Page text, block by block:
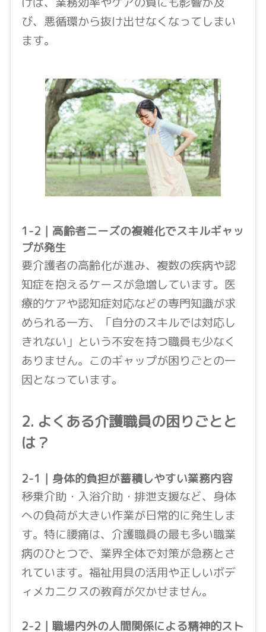
び、悪循環から抜け出せなくなってしまい
ます。
1-2｜高齢者ニーズの複雑化でスキルギャッ
プが発生
要介護者の高齢化が進み、複数の疾病や認
知症を抱えるケースが急増しています。医
療的ケアや認知症対応などの専門知識が求
められる一方、「自分のスキルでは対応し
きれない」という不安を持つ職員も少なく
ありません。このギャップが困りごとの一
因となっています。
2. よくある介護職員の困りごとと
は？
2-1｜身体的負担が蓄積しやすい業務内容
移乗介助・入浴介助・排泄支援など、身体
への負荷が大きい作業が日常的に発生しま
す。特に腰痛は、介護職員の最も多い職業
病のひとつで、業界全体で対策が急務とさ
れています。福祉用具の活用や正しいボデ
ィメカニクスの教育が欠かせません。
2-2｜職場内外の人間関係による精神的スト